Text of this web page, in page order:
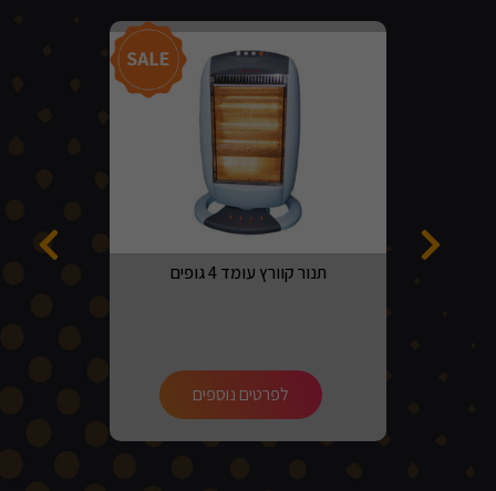
תנור קוורץ עומד 4 גופים
לפרטים נוספים